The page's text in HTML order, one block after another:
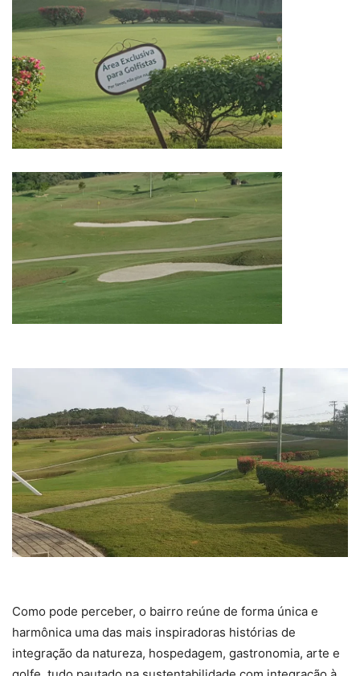
Como pode perceber, o bairro reúne de forma única e
harmônica uma das mais inspiradoras histórias de
integração da natureza, hospedagem, gastronomia, arte e